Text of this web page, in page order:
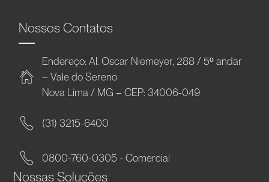
Nossos Contatos
Endereço: Al. Oscar Niemeyer, 288 / 5º andar
– Vale do Sereno
Nova Lima / MG – CEP: 34006-049
(31) 3215-6400
0800-760-0305 - Comercial
Nossas Soluções